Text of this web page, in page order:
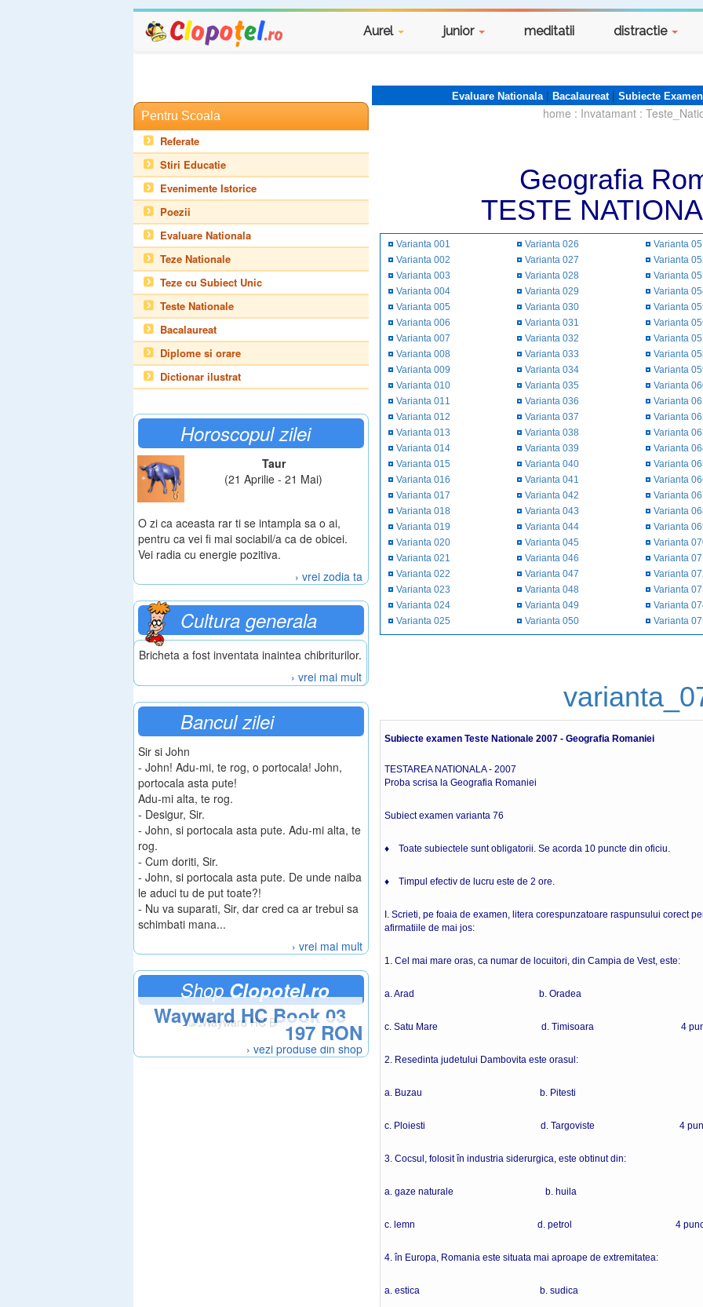
Aurel junior meditatii distractie
Pentru Scoala
Referate
Stiri Educatie
Evenimente Istorice
Poezii
Evaluare Nationala
Teze Nationale
Teze cu Subiect Unic
Teste Nationale
Bacalaureat
Diplome si orare
Dictionar ilustrat
Horoscopul zilei
Taur
(21 Aprilie - 21 Mai)
O zi ca aceasta rar ti se intampla sa o ai,
pentru ca vei fi mai sociabil/a ca de obicei.
Vei radia cu energie pozitiva.
› vrei zodia ta
Cultura generala
Bricheta a fost inventata inaintea chibriturilor.
› vrei mai mult
Bancul zilei
Sir si John
- John! Adu-mi, te rog, o portocala! John,
portocala asta pute!
Adu-mi alta, te rog.
- Desigur, Sir.
- John, si portocala asta pute. Adu-mi alta, te
rog.
- Cum doriti, Sir.
- John, si portocala asta pute. De unde naiba
le aduci tu de put toate?!
- Nu va suparati, Sir, dar cred ca ar trebui sa
schimbati mana...
› vrei mai mult
ShopClopotel.ro
Wayward HC Book 03
197 RON
› vezi produse din shop
Evaluare Nationala| Bacalaureat| Subiecte Examen
home : Invatamant :
Geografia
TESTE
Varianta 001
Varianta 002
Varianta 003
Varianta 004
Varianta 005
Varianta 006
Varianta 007
Varianta 008
Varianta 009
Varianta 010
Varianta 011
Varianta 012
Varianta 013
Varianta 014
Varianta 015
Varianta 016
Varianta 017
Varianta 018
Varianta 019
Varianta 020
Varianta 021
Varianta 022
Varianta 023
Varianta 024
Varianta 025
Varianta 026
Varianta 027
Varianta 028
Varianta 029
Varianta 030
Varianta 031
Varianta 032
Varianta 033
Varianta 034
Varianta 035
Varianta 036
Varianta 037
Varianta 038
Varianta 039
Varianta 040
Varianta 041
Varianta 042
Varianta 043
Varianta 044
Varianta 045
Varianta 046
Varianta 047
Varianta 048
Varianta 049
Varianta 050
Varianta
Varianta
Varianta
Varianta
Varianta
Varianta
Varianta
Varianta
Varianta
Varianta
Varianta
Varianta
Varianta
Varianta
Varianta
Varianta
Varianta
Varianta
Varianta
Varianta
Varianta
Varianta
Varianta
Varianta
Varianta
Subiecte examen Teste Nationale 2007 - Geografia Romaniei
TESTAREA NATIONALA - 2007
Proba scrisa la Geografia Romaniei
Subiect examen varianta 76
♦ Toate subiectele sunt obligatorii. Se acorda 10 puncte din oficiu.
♦ Timpul efectiv de lucru este de 2 ore.
I. Scrieti, pe foaia de examen, litera corespunzatoare raspunsului corect
afirmatiile de mai jos:
1. Cel mai mare oras, ca numar de locuitori, din Campia de Vest, este:
a. Arad b. Oradea
c. Satu Mare d. Timisoara 4
2. Resedinta judetului Dambovita este orasul:
a. Buzau b. Pitesti
c. Ploiesti d. Targoviste 4
3. Cocsul, folosit în industria siderurgica, este obtinut din:
a. gaze naturale b. huila
c. lemn d. petrol 4
4. în Europa, Romania este situata mai aproape de extremitatea:
a. estica b. sudica